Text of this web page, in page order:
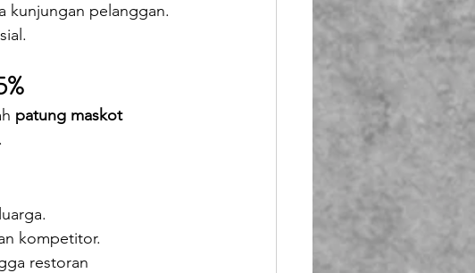
kunjungan pelanggan.
patung maskot
kompetitor.
restoran